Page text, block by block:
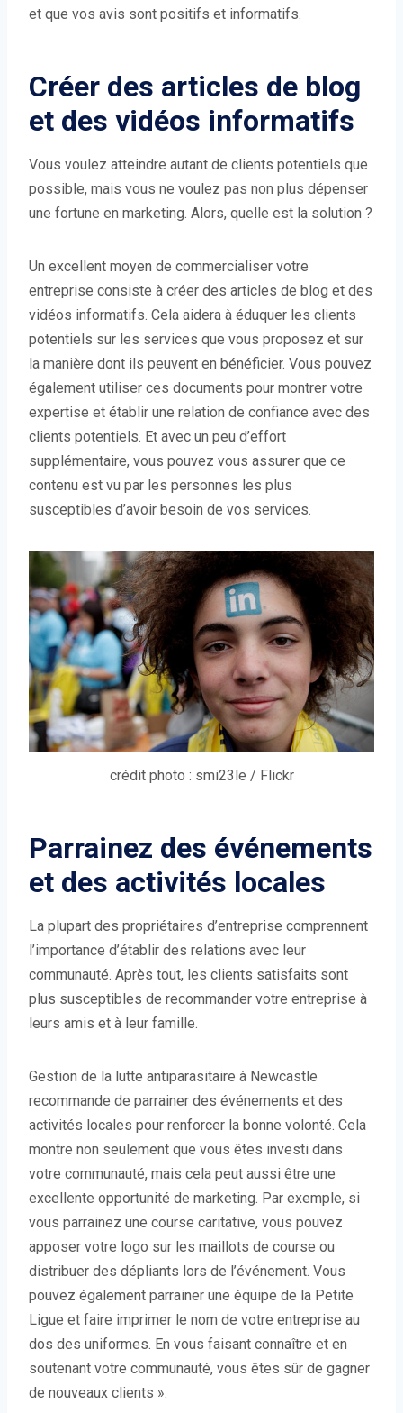
et que vos avis sont positifs et informatifs.
Créer des articles de blog
et des vidéos informatifs
Vous voulez atteindre autant de clients potentiels que
possible, mais vous ne voulez pas non plus dépenser
une fortune en marketing. Alors, quelle est la solution ?
Un excellent moyen de commercialiser votre
entreprise consiste à créer des articles de blog et des
vidéos informatifs. Cela aidera à éduquer les clients
potentiels sur les services que vous proposez et sur
la manière dont ils peuvent en bénéficier. Vous pouvez
également utiliser ces documents pour montrer votre
expertise et établir une relation de confiance avec des
clients potentiels. Et avec un peu d’effort
supplémentaire, vous pouvez vous assurer que ce
contenu est vu par les personnes les plus
susceptibles d’avoir besoin de vos services.
crédit photo : smi23le / Flickr
Parrainez des événements
et des activités locales
La plupart des propriétaires d’entreprise comprennent
l’importance d’établir des relations avec leur
communauté. Après tout, les clients satisfaits sont
plus susceptibles de recommander votre entreprise à
leurs amis et à leur famille.
Gestion de la lutte antiparasitaire à Newcastle
recommande de parrainer des événements et des
activités locales pour renforcer la bonne volonté. Cela
montre non seulement que vous êtes investi dans
votre communauté, mais cela peut aussi être une
excellente opportunité de marketing. Par exemple, si
vous parrainez une course caritative, vous pouvez
apposer votre logo sur les maillots de course ou
distribuer des dépliants lors de l’événement. Vous
pouvez également parrainer une équipe de la Petite
Ligue et faire imprimer le nom de votre entreprise au
dos des uniformes. En vous faisant connaître et en
soutenant votre communauté, vous êtes sûr de gagner
de nouveaux clients ».